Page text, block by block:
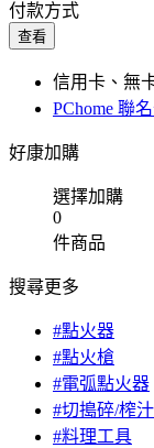
付款方式
查看
信用卡、無
PChome 聯
好康加購
選擇加購
0
件商品
搜尋更多
#點火器
#點火槍
#電弧點火器
#切搗碎/榨
#料理工具